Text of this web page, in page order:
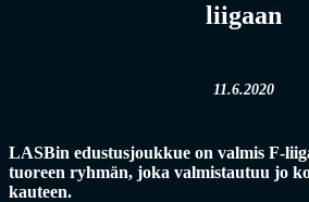
liigaan
11.6.2020
LASBin edustusjoukkue on valmis F-
tuoreen ryhmän, joka valmistautuu jo
kauteen.